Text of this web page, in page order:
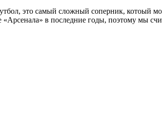
это самый сложный соперник, котоый
в последние годы, поэтому мы